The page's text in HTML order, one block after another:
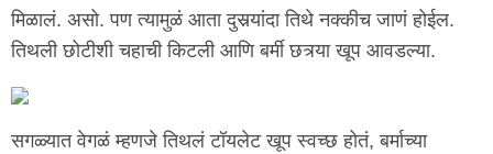
मिळालं. असो. पण त्यामुळं आता दुसर्‍यांदा तिथे नक्कीच जाणं होईल.
तिथली छोटीशी चहाची किटली आणि बर्मी छत्र्या खूप आवडल्या.
सगळ्यात वेगळं म्हणजे तिथलं टॉयलेट खूप स्वच्छ होतं, बर्माच्या